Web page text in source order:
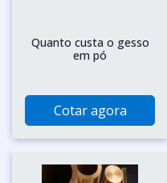
Quanto custa o gesso
em pó
Cotar agora